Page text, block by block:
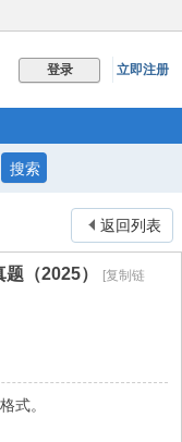
登录 立即注册
搜索
返回列表
（2025）
[复制链
式。